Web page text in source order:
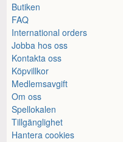
Butiken
FAQ
International orders
Jobba hos oss
Kontakta oss
Köpvillkor
Medlemsavgift
Om oss
Spellokalen
Tillgänglighet
Hantera cookies